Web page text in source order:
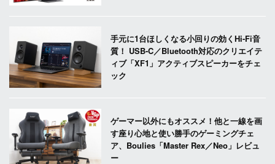
手元に1台ほしくなる小回りの効くHi-Fi音
質！ USB-C／Bluetooth対応のクリエイテ
ィブ「XF1」アクティブスピーカーをチェ
ック
ゲーマー以外にもオススメ！他と一線を画
す座り心地と使い勝手のゲーミングチェ
ア、Boulies「Master Rex／Neo」レビュ
ー